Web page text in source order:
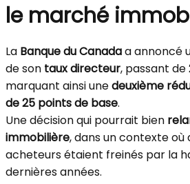
le marché
La Banque du Canadaa annoncé
de son taux directeur, passant de
marquant ainsi unedeuxième
de 25 points de base.
Une décision qui pourrait bien
immobilière, dans un contexte où
acheteurs étaient freinés par la
dernières années.